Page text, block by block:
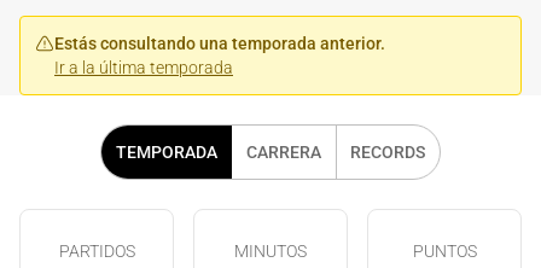
Estás consultando una temporada anterior.
Ir a la última temporada
TEMPORADA CARRERA RECORDS
PARTIDOS MINUTOS PUNTOS